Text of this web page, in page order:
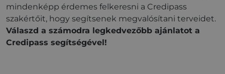
mindenképp érdemes felkeresni a Credipass
szakértőit, hogy segítsenek megvalósítani terveidet.
Válaszd a számodra legkedvezőbb ajánlatot a
Credipass segítségével!